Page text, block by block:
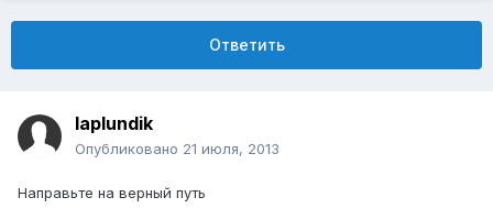
Ответить
laplundik
Опубликовано 21 июля, 2013
Направьте на верный путь